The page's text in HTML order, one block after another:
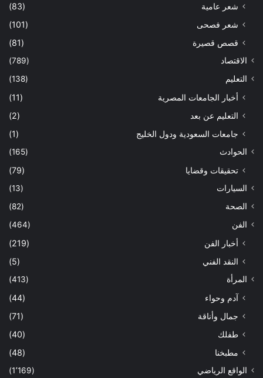
شعر عامية
(83)
شعر فصحى
(101)
قصص قصيرة
(81)
الاقتصاد
(789)
التعليم
(138)
أخبار الجامعات المصرية
(11)
التعليم عن بعد
(2)
جامعات السعودية ودول الخليج
(1)
الحوادث (165)
تحقيقات وقضايا (79)
السيارات
(13)
الصحة
(82)
الفن
(464)
أخبار الفن
(219)
النقد الفني
(5)
المرأة (413)
آدم وحواء
(44)
جمال وأناقة
(71)
طفلك
(40)
مطبخنا
(48)
الواقع الرياضي (1٬169)